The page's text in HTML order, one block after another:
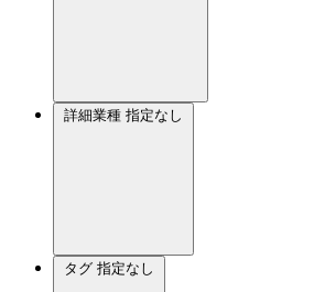
詳細業種 指定なし
タグ 指定なし